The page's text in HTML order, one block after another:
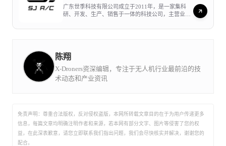
涵盖电子围栏、应急处置、机体结构、感知和避让、电磁
一定程度上反映出该产业带中小企业在产品安全标准执行
方面存在的共性不足。当产品开发的优先级侧重于功能参
数和成本控制时，安全合规方面的投入容易被压缩。随着
中关于适航许可的相关要求——行业对产品质量和合规能
力的要求将进一步提升，这对中小型生产企业构成的挑战
不容忽视。
广东世季科技有限公司成立于2011年，是一家集科
研、开发、生产、销售于一体的科技公司，主营业务
陈翔
X-Droners资深编辑，专注于无人机行业最前沿的技
术动态和产业资讯
免责声明：尊重合法版权，反对侵权盗版，本网所转载文章目的在于为用户传递更多
信息，每篇文章均明确注明作者和来源，若本网有部分文字、图片等侵害了您的权
益，在此深表歉意，请您立即联系我们指出问题，我们会尽快核实并解决，谢谢您的
配合。